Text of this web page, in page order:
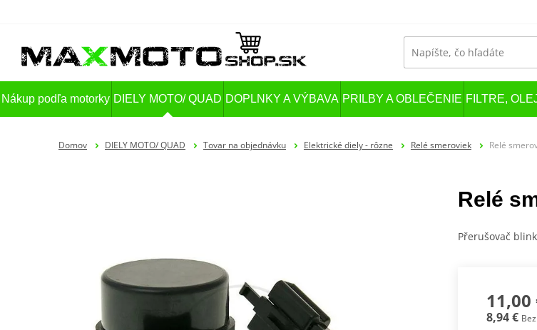
Nákup podľa motorky DIELY MOTO/ QUAD DOPLNKY A VÝBAVA PRILBY A OBLEČENIE FILTRE,
Domov DIELY MOTO/ QUAD Tovar na objednávku Elektrické diely - rôzne Relé smeroviek Relé
Relé
Přerušovač
11,00
8,94 €